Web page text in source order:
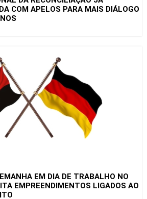
COM APELOS PARA MAIS DIÁLOGO
EM DIA DE TRABALHO NO
EMPREENDIMENTOS LIGADOS AO